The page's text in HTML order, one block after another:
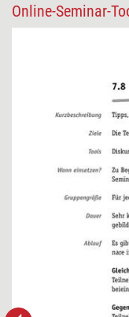
Online-Seminar-